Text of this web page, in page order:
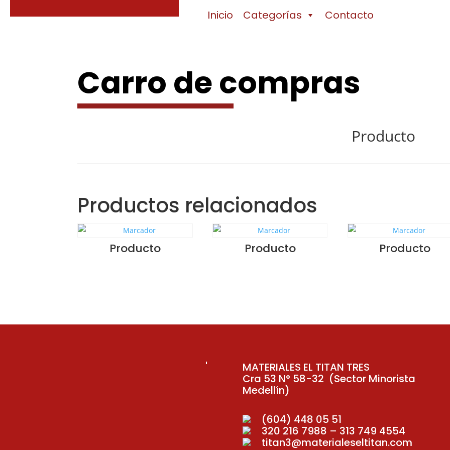
Inicio Categorías Contacto
Carro de compras
Producto
Productos relacionados
Producto Producto Producto
MATERIALES EL TITAN TRES
Cra 53 N° 58-32 (Sector Minorista
Medellín)
(604) 448 05 51
320 216 7988 – 313 749 4554
titan3@materialeseltitan.com